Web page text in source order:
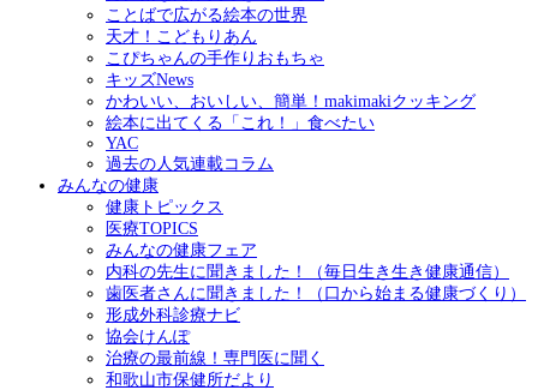
ことばで広がる絵本の世界
天才！こどもりあん
こぴちゃんの手作りおもちゃ
キッズNews
かわいい、おいしい、簡単！makimakiクッキング
絵本に出てくる「これ！」食べたい
YAC
過去の人気連載コラム
みんなの健康
健康トピックス
医療TOPICS
みんなの健康フェア
内科の先生に聞きました！（毎日生き生き健康通信）
歯医者さんに聞きました！（口から始まる健康づくり）
形成外科診療ナビ
協会けんぽ
治療の最前線！専門医に聞く
和歌山市保健所だより